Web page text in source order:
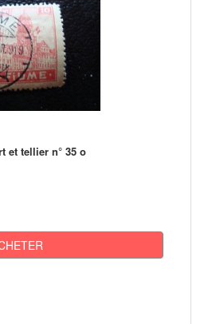
et tellier n° 35 o